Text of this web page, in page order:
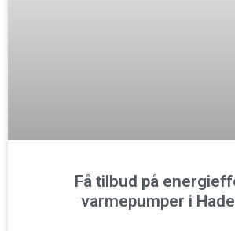
Få tilbud på
varmepumper i